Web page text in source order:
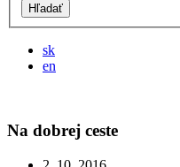
Hľadať
sk
en
Na dobrej ceste